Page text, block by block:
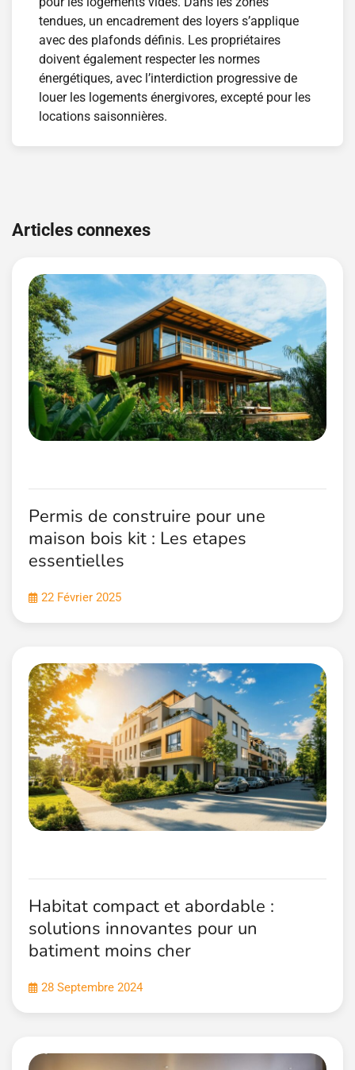
tendues, un encadrement des loyers s’applique
avec des plafonds définis. Les propriétaires
doivent également respecter les normes
énergétiques, avec l’interdiction progressive de
louer les logements énergivores, excepté pour les
locations saisonnières.
de
Articles connexes
Permis de construire pour une
maison bois kit : Les etapes
essentielles
22 Février 2025
Habitat compact et abordable :
solutions innovantes pour un
batiment moins cher
28 Septembre 2024